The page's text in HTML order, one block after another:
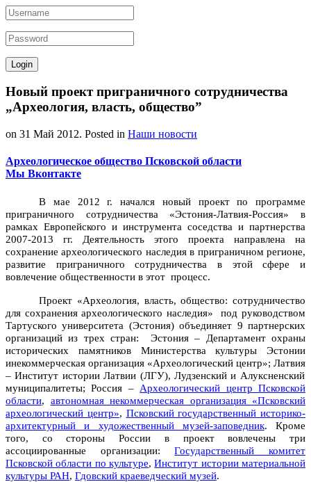
Новый проект приграничного сотрудничества
„Археология, власть, общество”
on 31 Май 2012. Posted in Наши новости
Археологическое общество Псковской области
Мы Вконтакте
В мае 2012 г. начался новыйпроект по программе
приграничного сотрудничества «Эстония-Латвия-Россия» в
рамках Европейского и инструмента соседства и партнерства
2007-2013 гг. Деятельность этого проекта направлена на
сохранение археологического наследия в приграничном регионе,
развитие приграничного сотрудничества в этой сфере и
вовлечение общественности в этот процесс.
Проект «Археология, власть, общество: сотрудничество
для сохранения археологического наследия» под руководством
Тартуского университета (Эстония) объединяет 9 партнерских
организаций из трех стран: Эстония– Департамент охраны
исторических памятников Министерства культуры Эстонии
инекоммерческая организация «Археологический центр»; Латвия
– Институт истории Латвии (ЛГУ), Лудзенскийи Алуксненский
муниципалитеты; Россия – Археологический центр Псковской
области, автономная некоммерческая организация «Псковский
археологический центр», Псковский государственный историко-
архитектурный и художественный музей-заповедник. Кроме
того, со стороны России в проект вовлечены три
ассоциированные организации:Государственный комитет
Псковской области по культуре,Институт истории материальной
культуры РАН, Гдовский краеведческий музей.